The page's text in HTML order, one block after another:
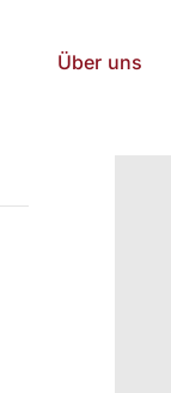
Über uns